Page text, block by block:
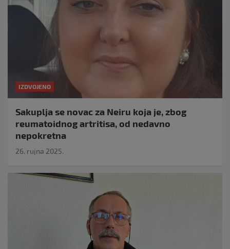
IZDVOJENO
Sakuplja se novac za Neiru koja je, zbog
reumatoidnog artritisa, od nedavno
nepokretna
26. rujna 2025.